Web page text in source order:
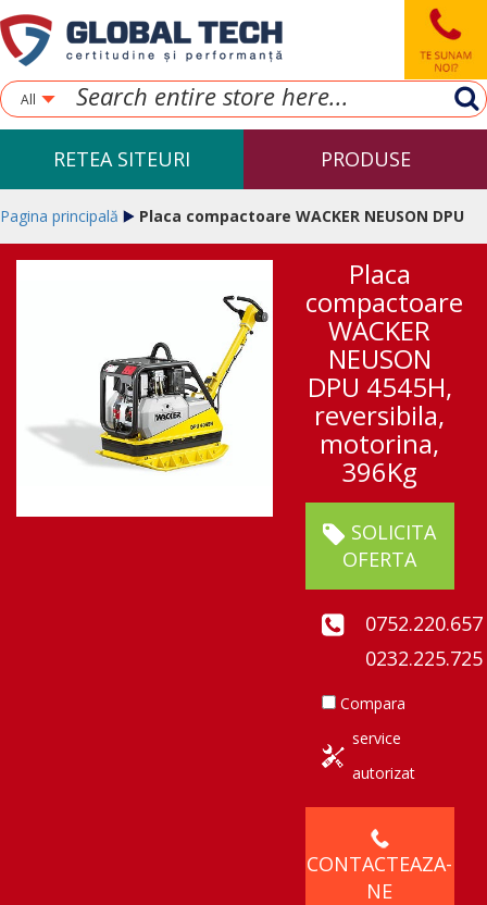
All
RETEA SITEURI PRODUSE
Pagina principală Placa compactoare WACKER NEUSON DPU
Placa
compactoare
WACKER
NEUSON
DPU 4545H,
reversibila,
motorina,
396Kg
SOLICITA
OFERTA
0752.220.657
0232.225.725
Compara
service
autorizat
CONTACTEAZA-
NE